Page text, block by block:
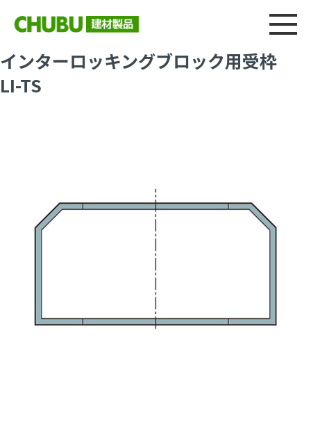
総合
インターロッキングブロック用受枠
LI-TS